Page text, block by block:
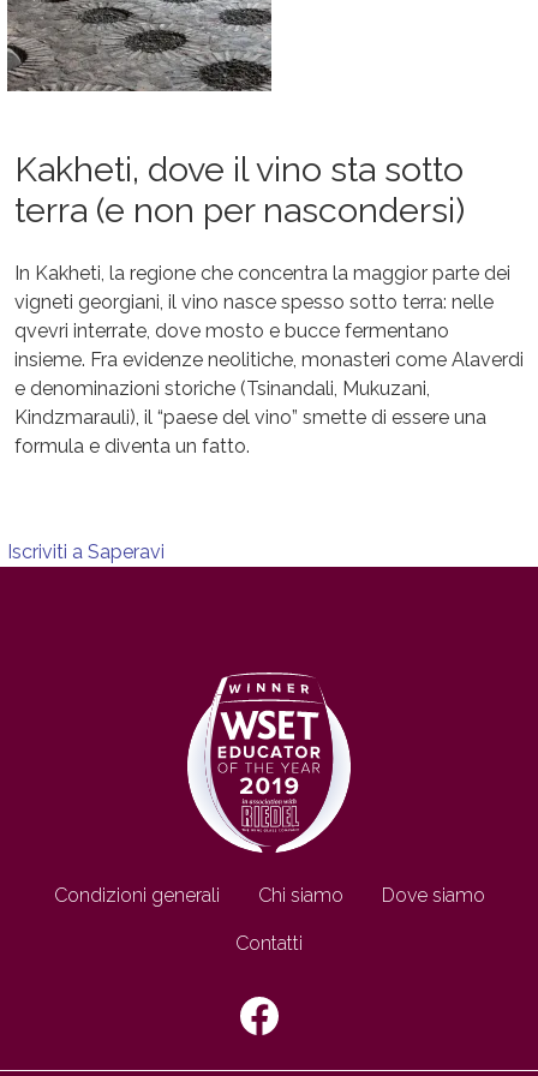
Kakheti, dove il vino sta sotto
terra (e non per nascondersi)
In Kakheti, la regione che concentra la maggior parte dei
vigneti georgiani, il vino nasce spesso sotto terra: nelle
qvevri interrate, dove mosto e bucce fermentano
insieme. Fra evidenze neolitiche, monasteri come Alaverdi
e denominazioni storiche (Tsinandali, Mukuzani,
Kindzmarauli), il “paese del vino” smette di essere una
formula e diventa un fatto.
Iscriviti a Saperavi
Footer IT
Condizioni generali Chi siamo Dove siamo
Contatti